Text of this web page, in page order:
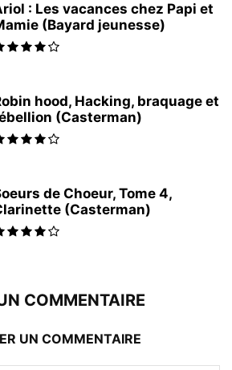
: Les vacances chez Papi et
(Bayard jeunesse)
hood, Hacking, braquage et
(Casterman)
de Choeur, Tome 4,
(Casterman)
COMMENTAIRE
UN COMMENTAIRE